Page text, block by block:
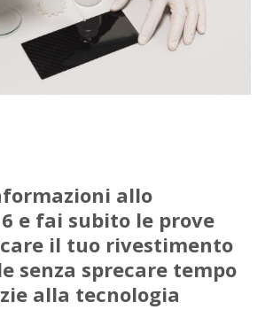
allo
e fai subito le prove
il tuo rivestimento
senza sprecare tempo
alla tecnologia